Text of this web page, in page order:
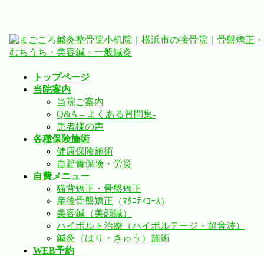
コ
ン
ナ
ビ
トップページ
当院案内
当院ご案内
Q&A – よくある質問集-
患者様の声
各種保険施術
健康保険施術
自賠責保険・労災
自費メニュー
猫背矯正・骨盤矯正
産後骨盤矯正（ﾏﾀﾆﾃｨｺｰｽ）
美容鍼（美顔鍼）
ハイボルト治療（ハイボルテージ・超音波）
鍼灸（はり・きゅう）施術
WEB予約